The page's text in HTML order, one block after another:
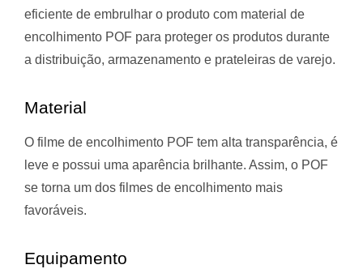
eficiente de embrulhar o produto com material de
encolhimento POF para proteger os produtos durante
a distribuição, armazenamento e prateleiras de varejo.
Material
O filme de encolhimento POF tem alta transparência, é
leve e possui uma aparência brilhante. Assim, o POF
se torna um dos filmes de encolhimento mais
favoráveis.
Equipamento